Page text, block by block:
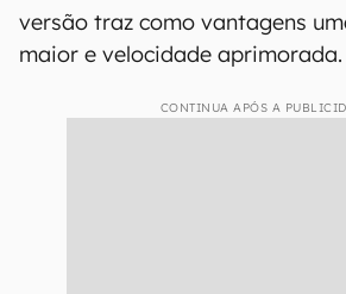
versão traz como vantagens
maior e velocidade aprimorada.
CONTINUA APÓS A